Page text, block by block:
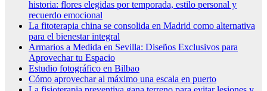
historia: flores elegidas por temporada, estilo personal y
recuerdo emocional
La fitoterapia china se consolida en Madrid como alternativa
para el bienestar integral
Armarios a Medida en Sevilla: Diseños Exclusivos para
Aprovechar tu Espacio
Estudio fotográfico en Bilbao
Cómo aprovechar al máximo una escala en puerto